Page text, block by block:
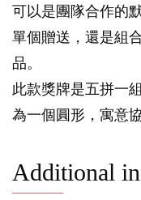
可以是團隊合作的
單個贈送，還是組
品。
此款獎牌是五拼一
為一個圓形，寓意
Additional